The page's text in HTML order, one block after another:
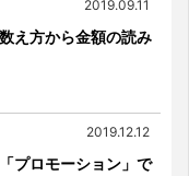
2019.09.11
え方から金額の読み
2019.12.12
プロモーション」で